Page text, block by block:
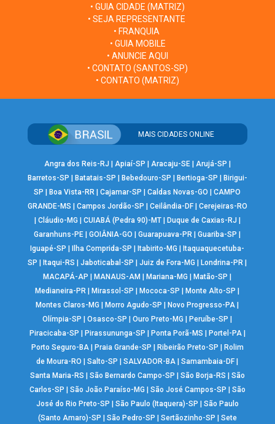
• GUIA CIDADE (MATRIZ)
• SEJA REPRESENTANTE
• FRANQUIA
• GUIA MOBILE
• ANUNCIE AQUI
• CONTATO (SANTOS-SP)
• CONTATO (MATRIZ)
MAIS CIDADES ONLINE
Angra dos Reis-RJ | Apiaí-SP | Aracaju-SE| Arujá-SP |
Barretos-SP | Batatais-SP | Bebedouro-SP | Bertioga-SP | Birigui-
SP |Boa Vista-RR |Cajamar-SP |Caldas Novas-GO |CAMPO
GRANDE-MS | Campos Jordão-SP | Ceilândia-DF| Cerejeiras-RO
| Cláudio-MG | CUIABÁ (Pedra 90)-MT| Duque de Caxias-RJ |
Garanhuns-PE |GOIÂNIA-GO |Guarapuava-PR |Guariba-SP |
Iguapé-SP |Ilha Comprida-SP |Itabirito-MG |Itaquaquecetuba-
SP |Itaqui-RS |Jaboticabal-SP |Juiz de Fora-MG |Londrina-PR |
MACAPÁ-AP |MANAUS-AM |Mariana-MG |Matão-SP |
Medianeira-PR |Mirassol-SP |Mococa-SP |Monte Alto-SP |
Montes Claros-MG |Morro Agudo-SP |Novo Progresso-PA |
Olímpia-SP |Osasco-SP |Ouro Preto-MG |Peruíbe-SP |
Piracicaba-SP | Pirassununga-SP | Ponta Porã-MS | Portel-PA|
Porto Seguro-BA| Praia Grande-SP | Ribeirão Preto-SP | Rolim
de Moura-RO |Salto-SP |SALVADOR-BA |Samambaia-DF |
Santa Maria-RS | São Bernardo Campo-SP | São Borja-RS | São
Carlos-SP | São João Paraíso-MG | São José Campos-SP | São
José do Rio Preto-SP | São Paulo (Itaquera)-SP | São Paulo
(Santo Amaro)-SP | São Pedro-SP | Sertãozinho-SP | Sete